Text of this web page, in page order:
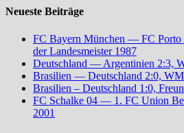
Neueste Beiträge
FC Bayern München — FC Porto
der Landesmeister 1987
Deutschland — Argentinien 2:3,
Brasilien — Deutschland 2:0,
Brasilien – Deutschland 1:0,
FC Schalke 04 — 1. FC Union
2001